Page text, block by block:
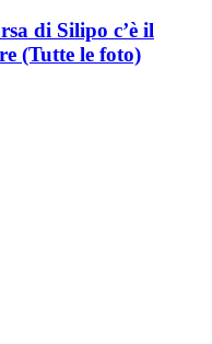
di Silipo c’è il
(Tutte le foto)